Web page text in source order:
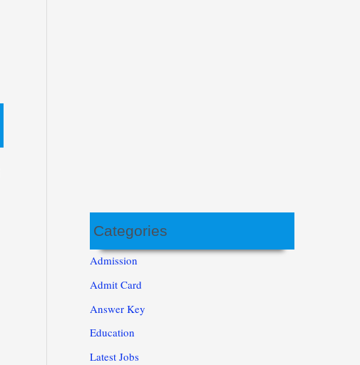
Categories
Admission
Admit Card
Answer Key
Education
Latest Jobs